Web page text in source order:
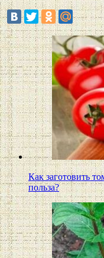
Как заготовить
польза?